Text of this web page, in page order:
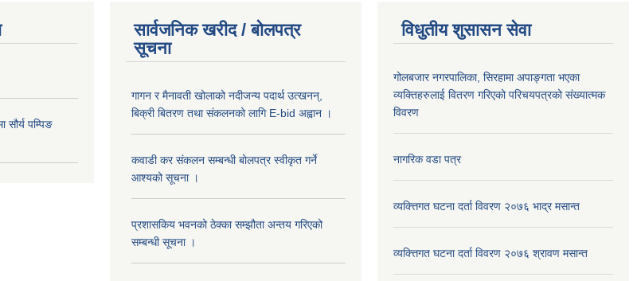
पम्पिङ
सार्वजनिक खरीद / बोलपत्र
सूचना
गागन र मैनावती खोलाको नदीजन्य पदार्थ उत्खनन्,
बिक्री बितरण तथा संकलनको लागि E-bid अह्वान ।
कवाडी कर संकलन सम्बन्धी बोलपत्र स्वीकृत गर्ने
आश्यको सूचना ।
प्रशासकिय भवनको ठेक्का सम्झौता अन्तय गरिएको
सम्बन्धी सूचना ।
विधुतीय शुसासन सेवा
गोलबजार नगरपालिका, सिरहामा अपाङ्गता भएका
व्यक्तिहरुलाई वितरण गरिएको परिचयपत्रको संख्यात्मक
विवरण
नागरिक वडा पत्र
व्यक्त्तिगत घटना दर्ता विवरण २०७६ भाद्र मसान्त
व्यक्त्तिगत घटना दर्ता विवरण २०७६ श्रावण मसान्त